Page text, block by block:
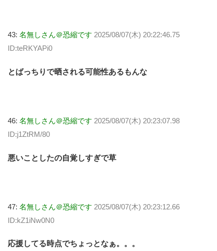
43: 名無しさん＠恐縮です 2025/08/07(木) 20:22:46.75
ID:teRKYAPi0
とばっちりで晒される可能性あるもんな
46: 名無しさん＠恐縮です 2025/08/07(木) 20:23:07.98
ID:j1ZtRM/80
悪いことしたの自覚しすぎで草
47: 名無しさん＠恐縮です 2025/08/07(木) 20:23:12.66
ID:kZ1iNw0N0
応援してる時点でちょっとなぁ。。。